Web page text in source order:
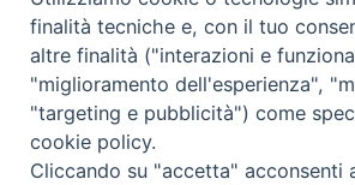
finalità tecniche e, con il tuo
altre finalità ("interazioni e
"miglioramento dell'esperienza",
"targeting e pubblicità") come
cookie policy.
Cliccando su "accetta" acconsenti